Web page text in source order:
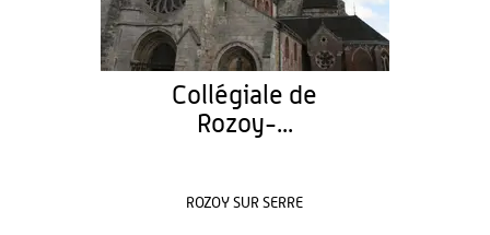
Collégiale de
Rozoy-...
ROZOY SUR SERRE